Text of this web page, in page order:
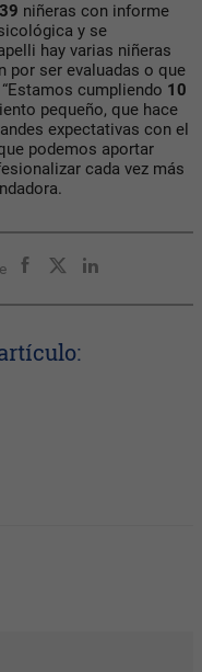
niñeras con informe
y se
hay varias niñeras
por ser evaluadas o que
cumpliendo 10
pequeño, que hace
expectativas con el
podemos aportar
cada vez más